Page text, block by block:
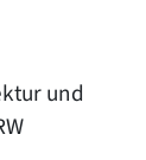
und